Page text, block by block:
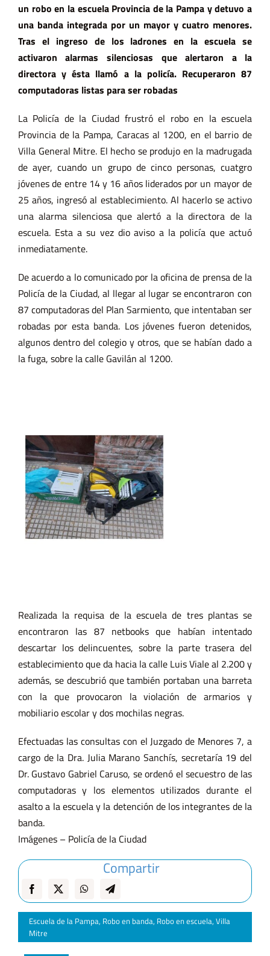
un robo en la escuela Provincia de la Pampa y detuvo a
una banda integrada por un mayor y cuatro menores.
Tras el ingreso de los ladrones en la escuela se
activaron alarmas silenciosas que alertaron a la
directora y ésta llamó a la policía. Recuperaron 87
computadoras listas para ser robadas
La Policía de la Ciudad frustró el robo en la escuela
Provincia de la Pampa, Caracas al 1200, en el barrio de
Villa General Mitre. El hecho se produjo en la madrugada
de ayer, cuando un grupo de cinco personas, cuatgro
jóvenes de entre 14 y 16 años liderados por un mayor de
25 años, ingresó al establecimiento. Al hacerlo se activo
una alarma silenciosa que alertó a la directora de la
escuela. Esta a su vez dio aviso a la policía que actuó
inmediatamente.
De acuerdo a lo comunicado por la oficina de prensa de la
Policía de la Ciudad, al llegar al lugar se encontraron con
87 computadoras del Plan Sarmiento, que intentaban ser
robadas por esta banda. Los jóvenes fueron detenidos,
algunos dentro del colegio y otros, que se habían dado a
la fuga, sobre la calle Gavilán al 1200.
Realizada la requisa de la escuela de tres plantas se
encontraron las 87 netbooks que habían intentado
descartar los delincuentes, sobre la parte trasera del
establecimiento que da hacia la calle Luis Viale al 2.200 y
además, se descubrió que también portaban una barreta
con la que provocaron la violación de armarios y
mobiliario escolar y dos mochilas negras.
Efectuadas las consultas con el Juzgado de Menores 7, a
cargo de la Dra. Julia Marano Sanchís, secretaría 19 del
Dr. Gustavo Gabriel Caruso, se ordenó el secuestro de las
computadoras y los elementos utilizados durante el
asalto a la escuela y la detención de los integrantes de la
banda.
Imágenes – Policía de la Ciudad
Compartir
Escuela de la Pampa, Robo en banda, Robo en escuela, Villa
Mitre